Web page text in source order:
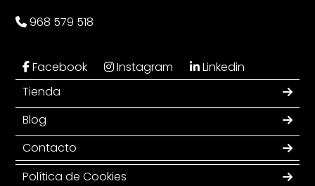
968 579 518
Facebook Instagram
Linkedin
Tienda
Blog
Contacto
Política de Cookies